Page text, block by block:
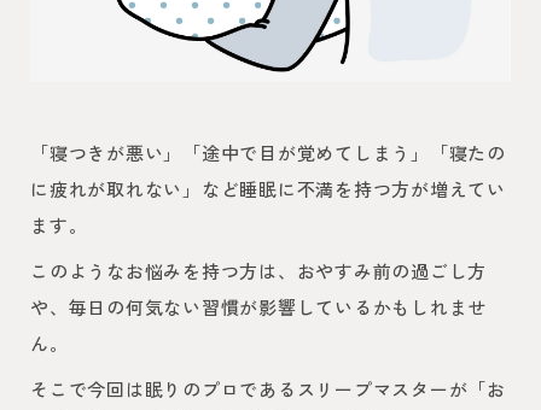
「寝つきが悪い」「途中で目が覚めてしまう」「寝たの
に疲れが取れない」など睡眠に不満を持つ方が増えてい
ます。
このようなお悩みを持つ方は、おやすみ前の過ごし方
や、毎日の何気ない習慣が影響しているかもしれませ
ん。
そこで今回は眠りのプロであるスリープマスターが「お